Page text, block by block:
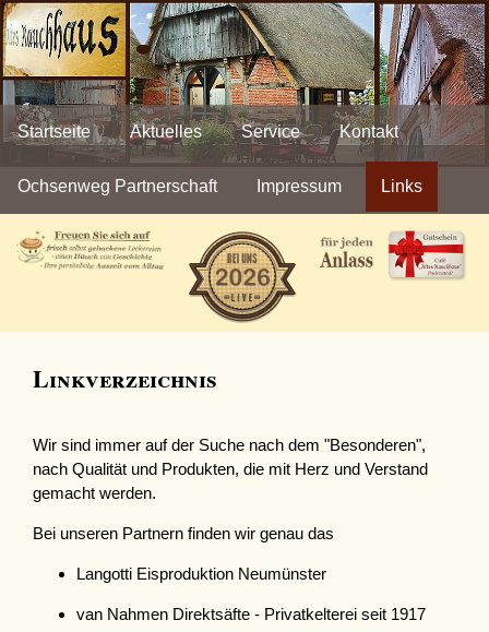
Navigation
überspringen
Startseite Aktuelles Service Kontakt
Ochsenweg Partnerschaft Impressum Links
Linkverzeichnis
Wir sind immer auf der Suche nach dem "Besonderen",
nach Qualität und Produkten, die mit Herz und Verstand
gemacht werden.
Bei unseren Partnern finden wir genau das
Langotti Eisproduktion Neumünster
van Nahmen Direktsäfte - Privatkelterei seit 1917